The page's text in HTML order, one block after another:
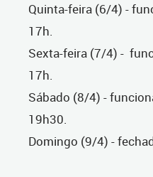
Quinta-feira (6/4) -
17h.
Sexta-feira (7/4) -
17h.
Sábado (8/4) -
19h30.
Domingo (9/4) -